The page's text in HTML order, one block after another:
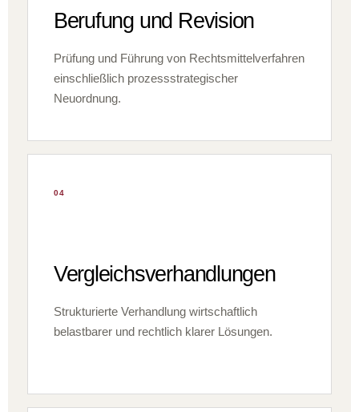
Berufung und Revision
Prüfung und Führung von Rechtsmittelverfahren
einschließlich prozessstrategischer
Neuordnung.
04
Vergleichsverhandlungen
Strukturierte Verhandlung wirtschaftlich
belastbarer und rechtlich klarer Lösungen.